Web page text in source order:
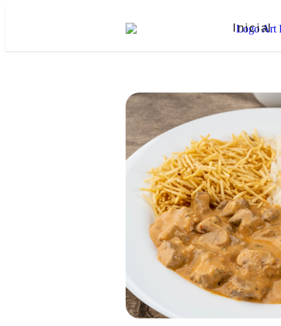
Inicial